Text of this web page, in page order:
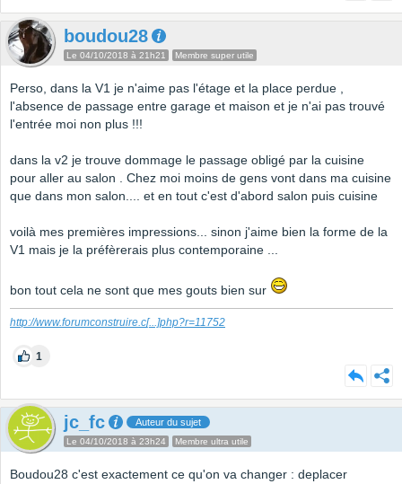
boudou28
Le 04/10/2018 à 21h21 Membre super utile
Perso, dans la V1 je n'aime pas l'étage et la place perdue ,
l'absence de passage entre garage et maison et je n'ai pas trouvé
l'entrée moi non plus !!!
dans la v2 je trouve dommage le passage obligé par la cuisine
pour aller au salon . Chez moi moins de gens vont dans ma cuisine
que dans mon salon.... et en tout c'est d'abord salon puis cuisine
voilà mes premières impressions... sinon j'aime bien la forme de la
V1 mais je la préfèrerais plus contemporaine ...
bon tout cela ne sont que mes gouts bien sur
http://www.forumconstruire.c[...]php?r=11752
1
jc_fc Auteur du sujet
Le 04/10/2018 à 23h24 Membre ultra utile
Boudou28 c'est exactement ce qu'on va changer : deplacer